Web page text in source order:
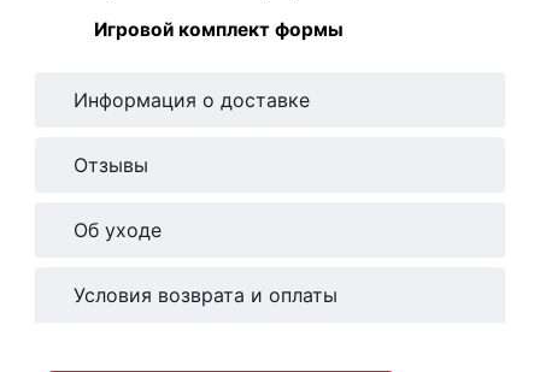
Игровой комплект формы
Информация о доставке
Отзывы
Об уходе
Условия возврата и оплаты